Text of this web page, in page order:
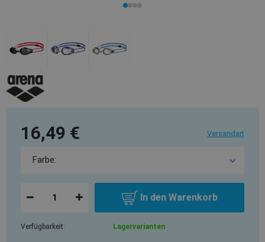
16,49 € Versandart
In den Warenkorb
Verfügbarkeit: Lagervarianten